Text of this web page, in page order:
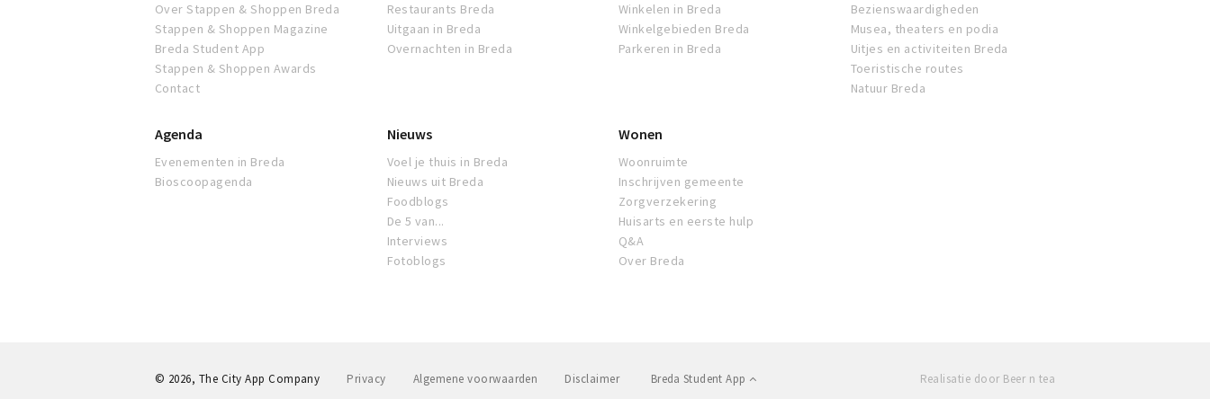
Over Stappen & Shoppen Breda
Stappen & Shoppen Magazine
Breda Student App
Stappen & Shoppen Awards
Contact
Restaurants Breda
Uitgaan in Breda
Overnachten in Breda
Winkelen in Breda
Winkelgebieden Breda
Parkeren in Breda
Bezienswaardigheden
Musea, theaters en podia
Uitjes en activiteiten Breda
Toeristische routes
Natuur Breda
Agenda
Evenementen in Breda
Bioscoopagenda
Nieuws
Voel je thuis in Breda
Nieuws uit Breda
Foodblogs
De 5 van...
Interviews
Fotoblogs
Wonen
Woonruimte
Inschrijven gemeente
Zorgverzekering
Huisarts en eerste hulp
Q&A
Over Breda
Privacy Algemene voorwaarden Disclaimer Breda Student App
© 2026, The City App Company Realisatie door Beer n tea